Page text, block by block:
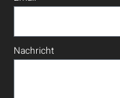
Nachricht